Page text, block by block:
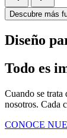
Descubre más
Diseño
Todo es
Cuando se trata
nosotros. Cada
CONOCE